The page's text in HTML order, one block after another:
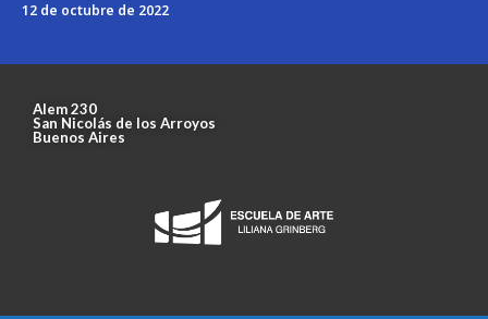
12 de octubre de 2022
Alem 230
San Nicolás de los Arroyos
Buenos Aires